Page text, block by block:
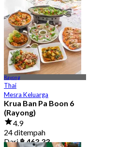
Rayong
Thai
Mesra Keluarga
Krua Ban Pa Boon 6
(Rayong)
4.9
24 ditempah
Dari฿ 463.33